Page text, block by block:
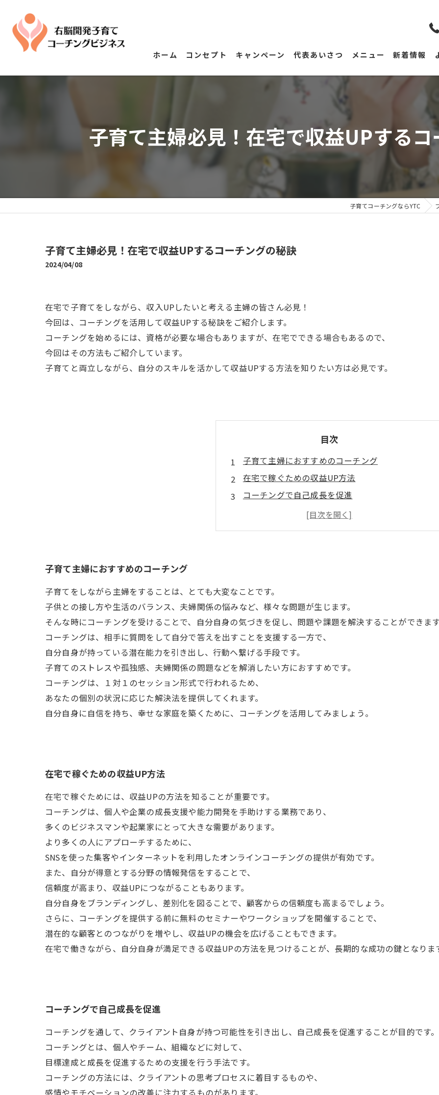
ホーム コンセプト キャンペーン 代表あいさつ メニュー 新着情報
子育て主婦必見！在宅で収益UPする
子育てコーチングならYTC
子育て主婦必見！在宅で収益UPするコーチングの秘訣
2024/04/08
在宅で子育てをしながら、収入UPしたいと考える主婦の皆さん必見！
今回は、コーチングを活用して収益UPする秘訣をご紹介します。
コーチングを始めるには、資格が必要な場合もありますが、在宅でできる場合もあるので、
今回はその方法もご紹介しています。
子育てと両立しながら、自分のスキルを活かして収益UPする方法を知りたい方は必見です。
目次
子育て主婦におすすめのコーチング
在宅で稼ぐための収益UP方法
コーチングで自己成長を促進
主婦でも簡単に始められるコーチングの始め方
自分の子育て経験を活かすコーチングのアイデア
子育て主婦におすすめのコーチング
子育てをしながら主婦をすることは、とても大変なことです。
子供との接し方や生活のバランス、夫婦関係の悩みなど、様々な問題が生じます。
そんな時にコーチングを受けることで、自分自身の気づきを促し、問題や課題を解決することができま
コーチングは、相手に質問をして自分で答えを出すことを支援する一方で、
自分自身が持っている潜在能力を引き出し、行動へ繋げる手段です。
子育てのストレスや孤独感、夫婦関係の問題などを解消したい方におすすめです。
コーチングは、１対１のセッション形式で行われるため、
あなたの個別の状況に応じた解決法を提供してくれます。
自分自身に自信を持ち、幸せな家庭を築くために、コーチングを活用してみましょう。
在宅で稼ぐための収益UP方法
在宅で稼ぐためには、収益UPの方法を知ることが重要です。
コーチングは、個人や企業の成長支援や能力開発を手助けする業務であり、
多くのビジネスマンや起業家にとって大きな需要があります。
より多くの人にアプローチするために、
SNSを使った集客やインターネットを利用したオンラインコーチングの提供が有効です。
また、自分が得意とする分野の情報発信をすることで、
信頼度が高まり、収益UPにつながることもあります。
自分自身をブランディングし、差別化を図ることで、顧客からの信頼度も高まるでしょう。
さらに、コーチングを提供する前に無料のセミナーやワークショップを開催することで、
潜在的な顧客とのつながりを増やし、収益UPの機会を広げることもできます。
在宅で働きながら、自分自身が満足できる収益UPの方法を見つけることが、長期的な成功の鍵となりま
コーチングで自己成長を促進
コーチングを通して、クライアント自身が持つ可能性を引き出し、自己成長を促進することが目的です。
コーチングとは、個人やチーム、組織などに対して、
目標達成と成長を促進するための支援を行う手法です。
コーチングの方法には、クライアントの思考プロセスに着目するものや、
感情やモチベーションの改善に注力するものがあります。